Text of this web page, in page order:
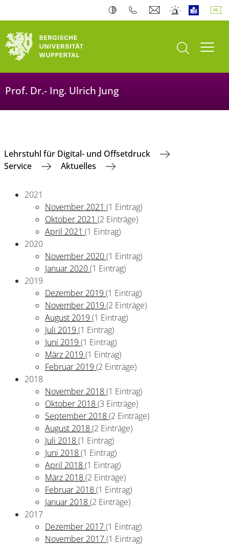
Suche öffnen
Prof. Dr.- Ing. Ulrich Jung
Lehrstuhl für Digital- und Offsetdruck
Service
Aktuelles
2021
November 2021 (1 Eintrag)
Oktober 2021 (2 Einträge)
April 2021 (1 Eintrag)
2020
November 2020(1 Eintrag)
Januar 2020(1 Eintrag)
2019
Dezember 2019 (1 Eintrag)
November 2019 (2 Einträge)
August 2019 (1 Eintrag)
Juli 2019 (1 Eintrag)
Juni 2019 (1 Eintrag)
März 2019 (1 Eintrag)
Februar 2019 (2 Einträge)
2018
November 2018(1 Eintrag)
Oktober 2018(3 Einträge)
September 2018(2 Einträge)
August 2018(2 Einträge)
Juli 2018(1 Eintrag)
Juni 2018(1 Eintrag)
April 2018(1 Eintrag)
März 2018(2 Einträge)
Februar 2018(1 Eintrag)
Januar 2018(2 Einträge)
2017
Dezember 2017(1 Eintrag)
November 2017(1 Eintrag)